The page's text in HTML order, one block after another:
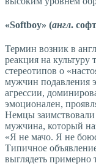
«Softboy» (англ.
Термин возник в
реакция на культуру
стереотипов о
мужчин подавления
агрессии,
эмоционален,
Немцы
мужчина, который
«Я не мачо. Я не
Типичное
выглядеть примерно